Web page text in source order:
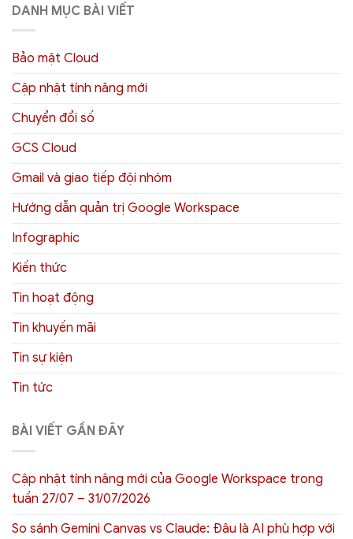
DANH MỤC BÀI VIẾT
Bảo mật Cloud
Cập nhật tính năng mới
Chuyển đổi số
GCS Cloud
Gmail và giao tiếp đội nhóm
Hướng dẫn quản trị Google Workspace
Infographic
Kiến thức
Tin hoạt động
Tin khuyến mãi
Tin sự kiện
Tin tức
BÀI VIẾT GẦN ĐÂY
Cập nhật tính năng mới của Google Workspace trong
tuần 27/07 – 31/07/2026
So sánh Gemini Canvas vs Claude: Đâu là AI phù hợp với